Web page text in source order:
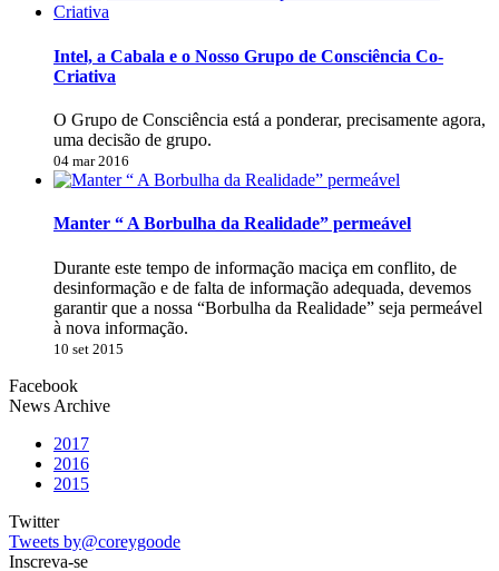
Intel, a Cabala e o Nosso Grupo de Consciência Co-
Criativa
O Grupo de Consciência está a ponderar, precisamente agora,
uma decisão de grupo.
04 mar 2016
Manter “ A Borbulha da Realidade” permeável
Durante este tempo de informação maciça em conflito, de
desinformação e de falta de informação adequada, devemos
garantir que a nossa “Borbulha da Realidade” seja permeável
à nova informação.
10 set 2015
Facebook
News Archive
2017
2016
2015
Twitter
Tweets by@coreygoode
Inscreva-se